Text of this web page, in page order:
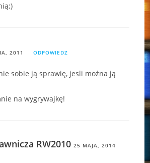
2011 ODPOWIEDZ
sobie ją sprawię, jesli można ją
na wygrywajkę!
RW2010 25 MAJA, 2014